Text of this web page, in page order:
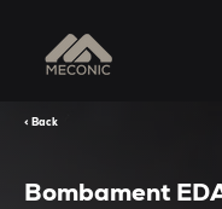
< Back
Bombament